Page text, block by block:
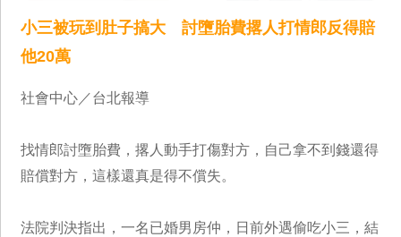
小三被玩到肚子搞大 討墮胎費撂人打情郎反得賠
他20萬
社會中心／台北報導
找情郎討墮胎費，撂人動手打傷對方，自己拿不到錢還得
賠償對方，這樣還真是得不償失。
法院判決指出，一名已婚男房仲，日前外遇偷吃小三，結